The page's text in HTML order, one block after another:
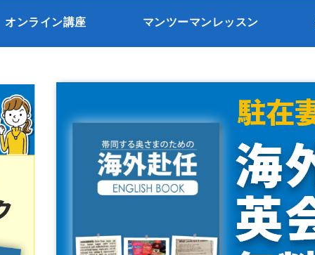
オンライン講座 マンツーマンレッスン